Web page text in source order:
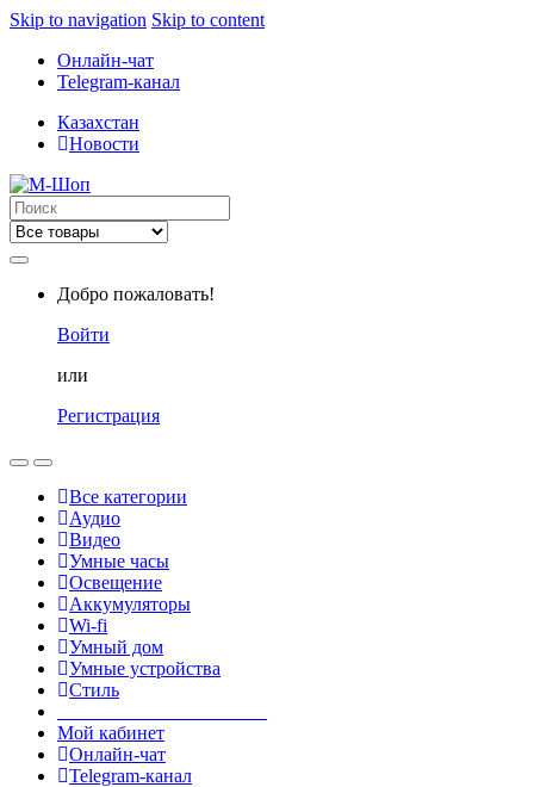
Skip to navigation Skip to content
Онлайн-чат
Telegram-канал
Казахстан
Новости
Search
for:
Добро пожаловать!
Войти
или
Регистрация
Все категории
Аудио
Видео
Умные часы
Освещение
Аккумуляторы
Wi-fi
Умный дом
Умные устройства
Стиль
Мой кабинет
Онлайн-чат
Telegram-канал